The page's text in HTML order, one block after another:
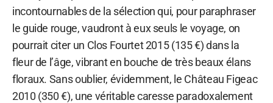
incontournables de la sélection qui, pour paraphraser
le guide rouge, vaudront à eux seuls le voyage, on
pourrait citer un Clos Fourtet 2015 (135 €) dans la
fleur de l’âge, vibrant en bouche de très beaux élans
floraux. Sans oublier, évidemment, le Château Figeac
2010 (350 €), une véritable caresse paradoxalement